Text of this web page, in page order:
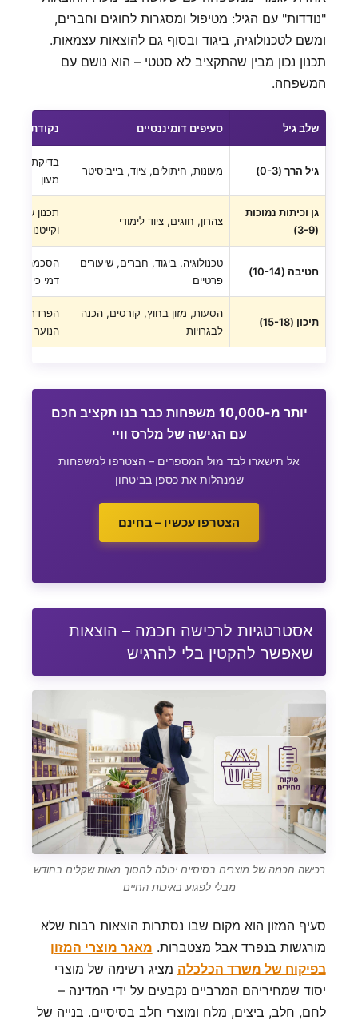
"נודדות" עם הגיל: מטיפול ומסגרות לחוגים וחברים,
ומשם לטכנולוגיה, ביגוד ובסוף גם להוצאות עצמאות.
תכנון נכון מבין שהתקציב לא סטטי – הוא נושם עם
המשפחה.
שלב גיל סעיפים דומיננטיים נקודת תכנון
גיל הרך (0-3) מעונות, חיתולים, ציוד, בייביסיטר
בדיקת
מעון
גן וכיתות נמוכות
(3-9)
צהרון, חוגים, ציוד לימודי
תכנון שנתי
וקייטנות
חטיבה (10-14)
טכנולוגיה, ביגוד, חברים, שיעורים
פרטיים
הסכמה
דמי כיס
תיכון (15-18)
הסעות, מזון בחוץ, קורסים, הכנה
לבגרויות
הפרדת
הנוער
יותר מ-10,000 משפחות כבר בנו תקציב חכם
עם הגישה של מלרס וויי
אל תישארו לבד מול המספרים – הצטרפו למשפחות
שמנהלות את כספן בביטחון
הצטרפו עכשיו – בחינם
אסטרטגיות לרכישה חכמה – הוצאות
שאפשר להקטין בלי להרגיש
רכישה חכמה של מוצרים בסיסיים יכולה לחסוך מאות שקלים בחודש
מבלי לפגוע באיכות החיים
סעיף המזון הוא מקום שבו נסתרות הוצאות רבות שלא
מורגשות בנפרד אבל מצטברות. מאגר מוצרי המזון
בפיקוח של משרד הכלכלה מציג רשימה של מוצרי
יסוד שמחיריהם המרביים נקבעים על ידי המדינה –
לחם, חלב, ביצים, מלח ומוצרי חלב בסיסיים. בנייה של